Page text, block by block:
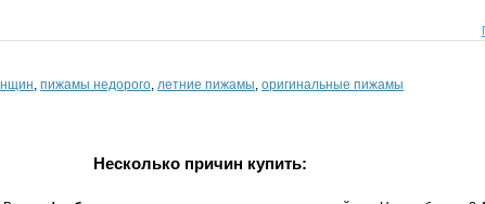
, пижамы недорого, летние пижамы, оригинальные пижамы
Несколько причин купить: